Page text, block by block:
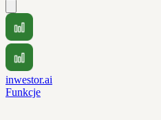
inwestor.ai
Funkcje